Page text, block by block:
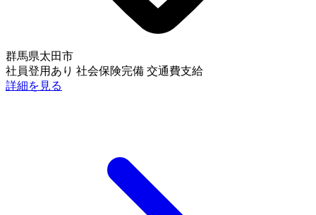
群馬県太田市
社員登用あり 社会保険完備 交通費支給
詳細を見る